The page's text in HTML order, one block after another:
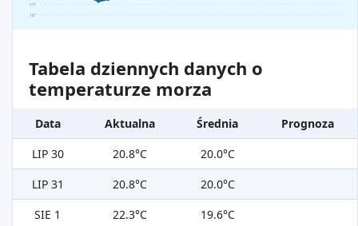
16°
17°
Tabela dziennych danych o
temperaturze morza
Data Aktualna Średnia
Prognoza
LIP 30
20.8°C
20.0°C
LIP 31
20.8°C
20.0°C
SIE 1
22.3°C
19.6°C